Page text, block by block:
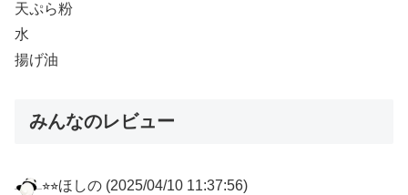
天ぷら粉
水
揚げ油
みんなのレビュー
⭐︎⭐︎ほしの (2025/04/10 11:37:56)